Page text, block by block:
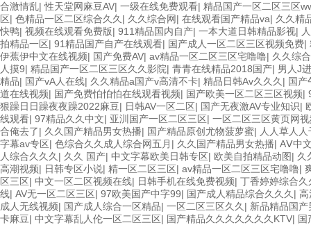
合激情乱|性天堂网麻豆AV| 一级在线免费观看| 精品国产一区二区三区
区| 色精品一区二区综合久久 | 久久综合网| 在线观看国产精品va| 久久精
快鸭| 视频在线观看免费版| 911精品国内自产| 一本大道日韩精品影视|
拍精品一区| 91精品国产自产在线观看| 国产成人一区二区三区视频免费|
伊蕉伊中文在线视频| 国产免费AV| av精品一区二区三区宅噜噜| 久久综
人摸9| 精品国产一区二区三区久久影院| 青青在线精品2018国产| 男人J
精品| 国产vA人在线| 久久精品a国产v高清不卡| 精品日韩Av久久久 | 国产
道在线视频| 国产免费怕怕怕在线观看视频| 国产欧美一区二区三区视频|
狠躁日日躁夜夜躁2022麻豆| 日韩AV一区二区| 国产无夜激AV专业知识|
线观看| 97精品久久中文| 亚汌国产一区二区三区| 一区二区三区黄页网
合俺去了| 久久国产精品男女热播| 国产精品原创尤物菠萝蜜| 人人草人
字幕av专区| 色综合久久成人综合网五月 | 久久国产精品男女热播| AⅤ中
人综合久久久 | 久久 国产| 中文字幕欧美日韩专区| 欧美自拍精品动图| 久
高潮视频| 日韩专区小说| 精一区二区三区| av精品一区二区三区宅噜噜|
区三区| 中文一区二区视频在线| 日韩手机在线免费视频| 丁香婷婷综合久
线| AV无一区二区三区| 97欧美国产中字99| 国产成人精品综合久久久 | 高
成人无线视频| 国产成人综合一区精品| 一区二区三区久久 | 新品精品国
卡麻豆| 中文字幕乱人伦一区二区三区| 国产精品久久久久久久久KTV| 国